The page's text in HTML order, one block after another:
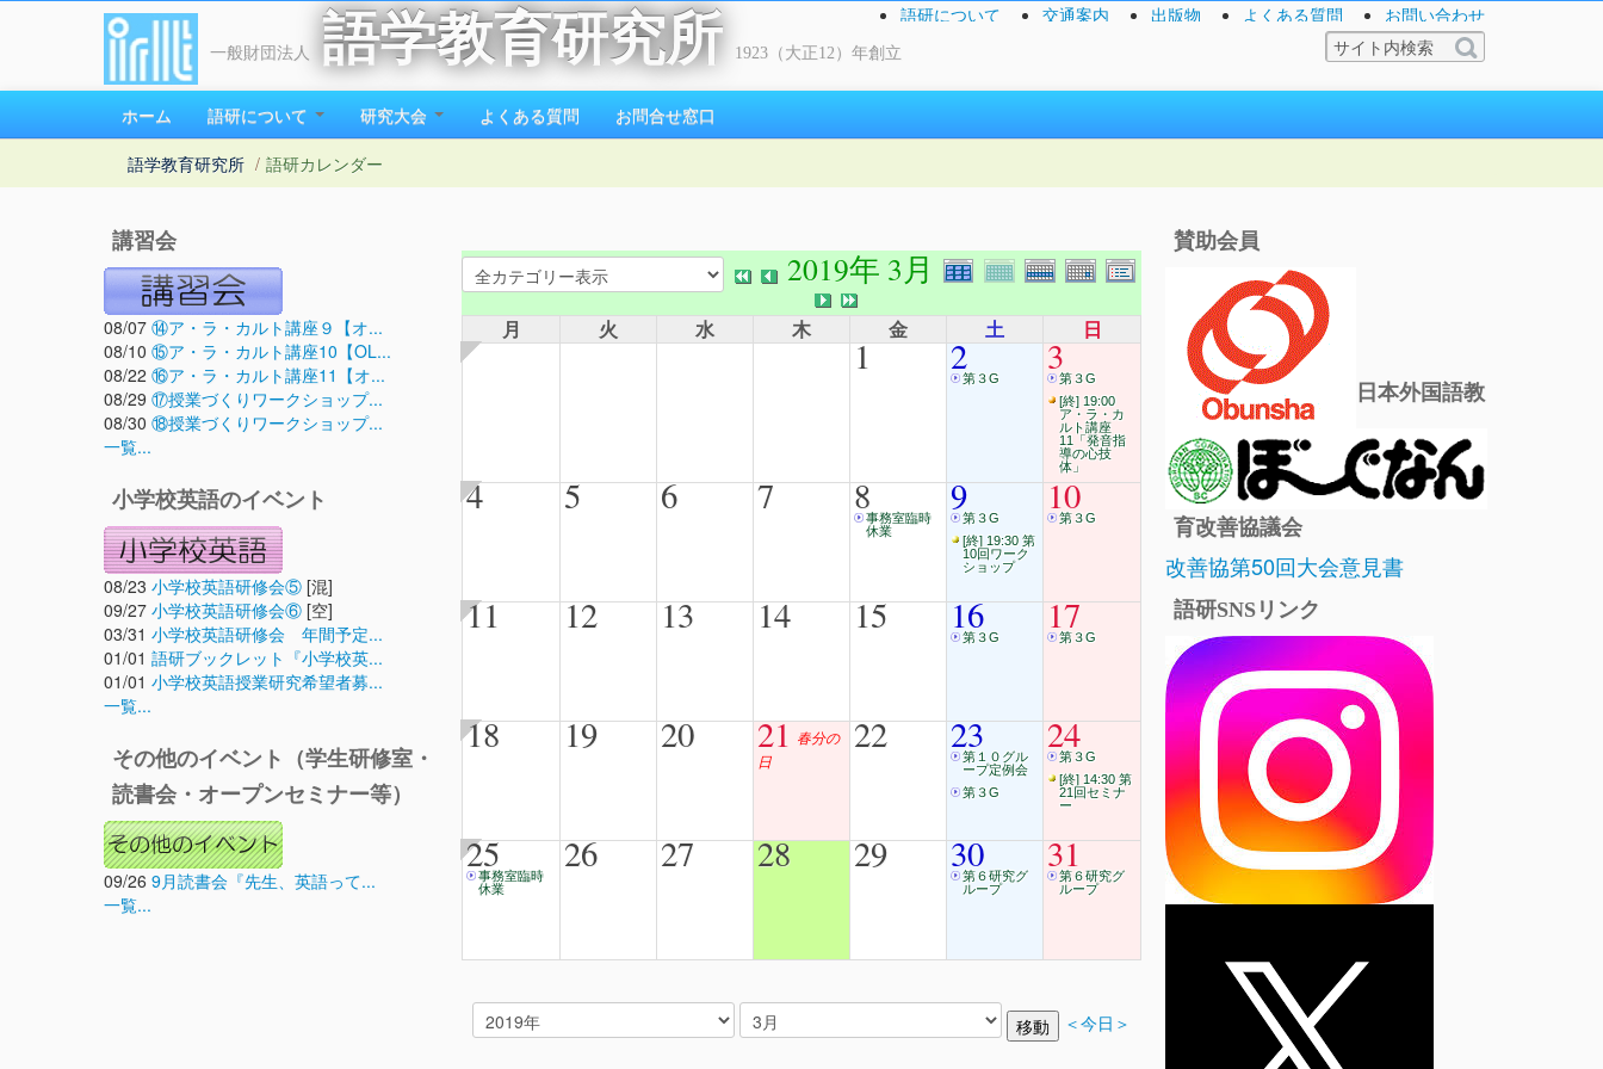
一般財団法人 語学教育研究所 1923（大正12）年創立
語研について 交通案内 出版物 よくある質問 お問い合わせ
ホーム 語研について 研究大会 よくある質問 お問合せ窓口
語学教育研究所 / 語研カレンダー
講習会
08/07 ⑭ア・ラ・カルト講座９【オ...
08/10 ⑮ア・ラ・カルト講座10【OL...
08/22 ⑯ア・ラ・カルト講座11【オ...
08/29 ⑰授業づくりワークショップ...
08/30 ⑱授業づくりワークショップ...
一覧...
小学校英語のイベント
08/23 小学校英語研修会⑤ [混]
09/27 小学校英語研修会⑥ [空]
03/31 小学校英語研修会 年間予定...
01/01 語研ブックレット『小学校英...
01/01 小学校英語授業研究希望者募...
一覧...
その他のイベント（学生研修室・
読書会・オープンセミナー等）
09/26 9月読書会『先生、英語って...
一覧...
2019年 3月
月 火 水 木 金 土 日
1 2第３G 3第３G
[終] 19:00
ア・ラ・カ
ルト講座
11「発音指
導の心技
体」
4 5 6 7 8事務室臨時
休業
9第３G
[終] 19:30 第
10回ワーク
ショップ
10
第３G
11 12 13 14 15 16
第３G 17
第３G
18 19 20 21 春分の
日
22 23
第１０グル
ープ定例会
第３G
24
第３G
[終] 14:30 第
21回セミナ
ー
25
事務室臨時
休業
26 27 28 29 30
第６研究グ
ループ
31
第６研究グ
ループ
＜今日＞
賛助会員
日本外国語教
育改善協議会
改善協第50回大会意見書
語研SNSリンク